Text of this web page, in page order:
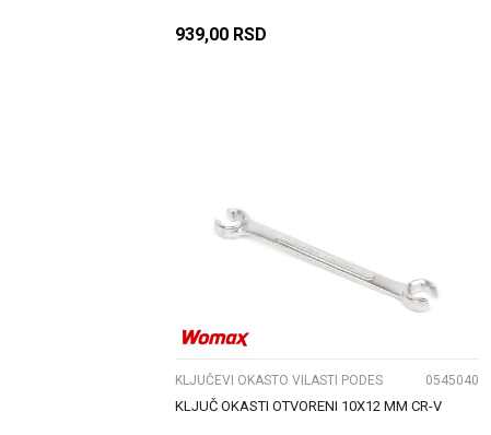
939,00 RSD
UPOREDI
KLJUČEVI OKASTO VILASTI PODES 0545040
KLJUČ OKASTI OTVORENI 10X12 MM CR-V